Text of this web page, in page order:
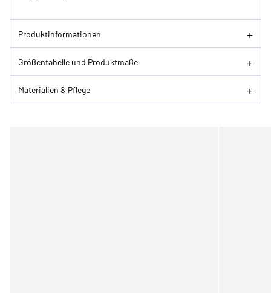
Produktinformationen
Größentabelle und Produktmaße
Materialien & Pflege